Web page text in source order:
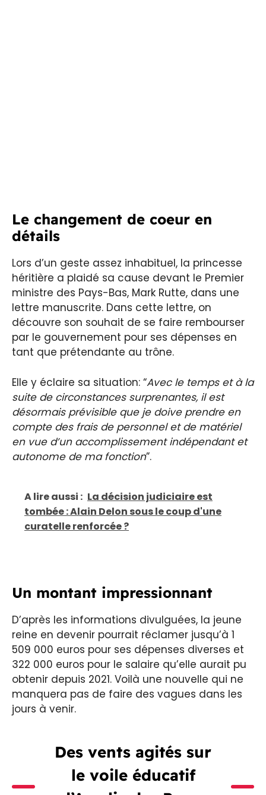
Le changement de coeur en
détails
Lors d’un geste assez inhabituel, la princesse
héritière a plaidé sa cause devant le Premier
ministre des Pays-Bas, Mark Rutte, dans une
lettre manuscrite. Dans cette lettre, on
découvre son souhait de se faire rembourser
par le gouvernement pour ses dépenses en
tant que prétendante au trône.
Elle y éclaire sa situation: “Avec le temps et à la
suite de circonstances surprenantes, il est
désormais prévisible que je doive prendre en
compte des frais de personnel et de matériel
en vue d’un accomplissement indépendant et
autonome de ma fonction”.
A lire aussi : La décision judiciaire est
tombée : Alain Delon sous le coup d'une
curatelle renforcée ?
Un montant impressionnant
D’après les informations divulguées, la jeune
reine en devenir pourrait réclamer jusqu’à 1
509 000 euros pour ses dépenses diverses et
322 000 euros pour le salaire qu’elle aurait pu
obtenir depuis 2021. Voilà une nouvelle qui ne
manquera pas de faire des vagues dans les
jours à venir.
Des vents agités sur
le voile éducatif